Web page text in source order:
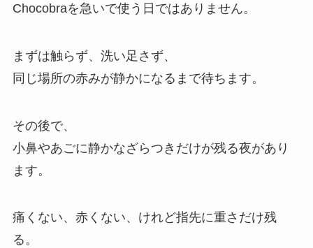
Chocobraを急いで使う日ではありません。
まずは触らず、洗い足さず、
同じ場所の赤みが静かになるまで待ちます。
その後で、
小鼻やあごに静かなざらつきだけが残る夜があり
ます。
痛くない、赤くない、けれど指先に重さだけ残
る。